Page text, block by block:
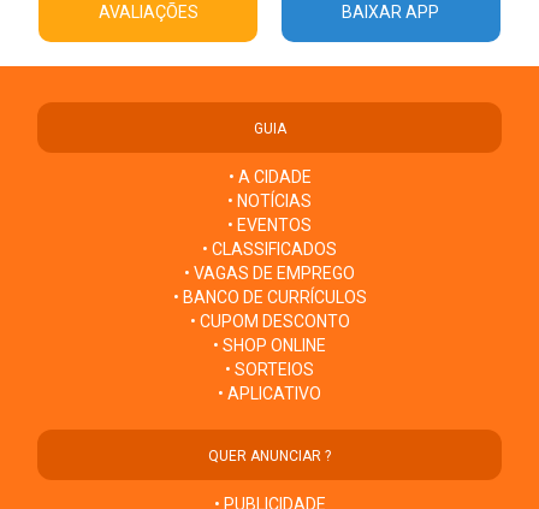
AVALIAÇÕES BAIXAR APP
GUIA
• A CIDADE
• NOTÍCIAS
• EVENTOS
• CLASSIFICADOS
• VAGAS DE EMPREGO
• BANCO DE CURRÍCULOS
• CUPOM DESCONTO
• SHOP ONLINE
• SORTEIOS
• APLICATIVO
QUER ANUNCIAR ?
• PUBLICIDADE